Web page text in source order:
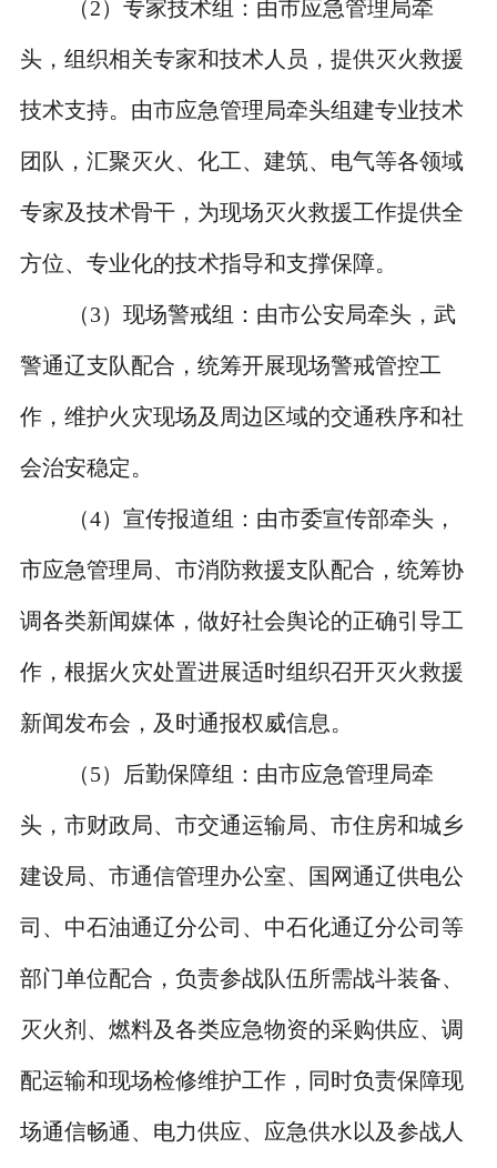
（2）专家技术组：由市应急管理局牵
头，组织相关专家和技术人员，提供灭火救援
技术支持。由市应急管理局牵头组建专业技术
团队，汇聚灭火、化工、建筑、电气等各领域
专家及技术骨干，为现场灭火救援工作提供全
方位、专业化的技术指导和支撑保障。
（3）现场警戒组：由市公安局牵头，武
警通辽支队配合，统筹开展现场警戒管控工
作，维护火灾现场及周边区域的交通秩序和社
会治安稳定。
（4）宣传报道组：由市委宣传部牵头，
市应急管理局、市消防救援支队配合，统筹协
调各类新闻媒体，做好社会舆论的正确引导工
作，根据火灾处置进展适时组织召开灭火救援
新闻发布会，及时通报权威信息。
（5）后勤保障组：由市应急管理局牵
头，市财政局、市交通运输局、市住房和城乡
建设局、市通信管理办公室、国网通辽供电公
司、中石油通辽分公司、中石化通辽分公司等
部门单位配合，负责参战队伍所需战斗装备、
灭火剂、燃料及各类应急物资的采购供应、调
配运输和现场检修维护工作，同时负责保障现
场通信畅通、电力供应、应急供水以及参战人